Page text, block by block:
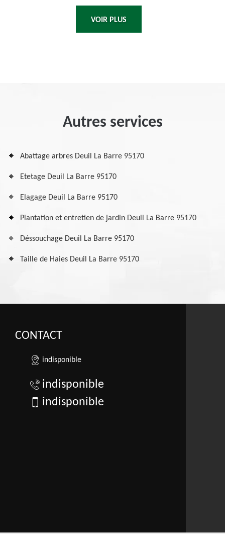
VOIR PLUS
Autres services
Abattage arbres Deuil La Barre 95170
Etetage Deuil La Barre 95170
Elagage Deuil La Barre 95170
Plantation et entretien de jardin Deuil La Barre 95170
Déssouchage Deuil La Barre 95170
Taille de Haies Deuil La Barre 95170
CONTACT
indisponible
indisponible
indisponible